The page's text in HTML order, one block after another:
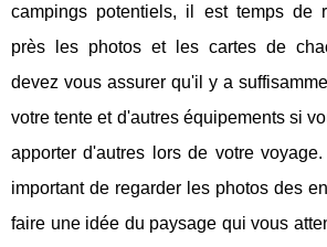
campings potentiels, il est temps de
près les photos et les cartes de
devez vous assurer qu'il y a
votre tente et d'autres équipements si
apporter d'autres lors de votre
important de regarder les photos des
faire une idée du paysage qui vous